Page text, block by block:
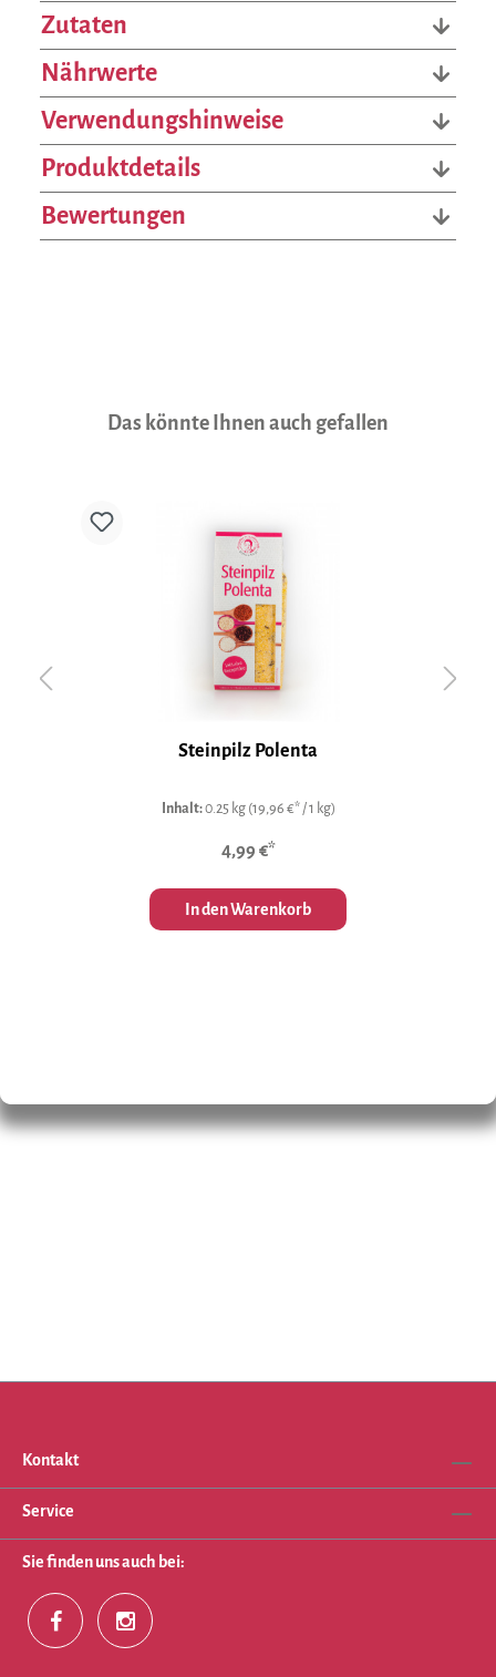
Zutaten
Nährwerte
Verwendungshinweise
Produktdetails
Bewertungen
Produktgalerie überspringen
Das könnte Ihnen auch gefallen
Steinpilz Polenta
Inhalt:0.25 kg (19,96 €* / 1 kg)
4,99 €*
In den Warenkorb
Kontakt
Service
Sie finden uns auch bei: